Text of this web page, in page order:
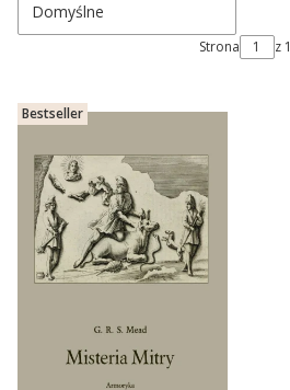
Domyślne
Strona z 1
Bestseller